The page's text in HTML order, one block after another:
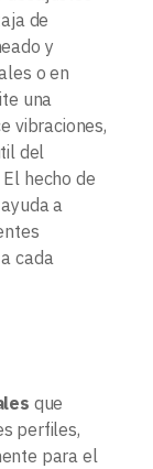
de
y
o en
una
vibraciones,
del
hecho de
a
cada
que
perfiles,
para el